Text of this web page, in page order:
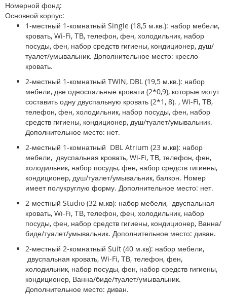
Номерной фонд:
Основной корпус:
1-местный 1-комнатный Single (18,5 м.кв.): набор мебели,
кровать, Wi-Fi, ТВ, телефон, фен, холодильник, набор
посуды, фен, набор средств гигиены, кондиционер, душ/
туалет/умывальник. Дополнительное место: кресло-
кровать.
2-местный 1-комнатный TWIN, DBL (19,5 м.кв.): набор
мебели, две односпальные кровати (2*0,9), которые могут
составить одну двуспальную кровать (2*1, 8). , Wi-Fi, ТВ,
телефон, фен, холодильник, набор посуды, фен, набор
средств гигиены, кондиционер, душ/туалет/умывальник.
Дополнительное место: нет.
2-местный 1-комнатный DBL Atrium (23 м.кв): набор
мебели, двуспальная кровать, Wi-Fi, ТВ, телефон, фен,
холодильник, набор посуды, фен, набор средств гигиены,
кондиционер, душ/туалет/умывальник, балкон. Номер
имеет полукруглую форму. Дополнительное место: нет.
2-местный Studio (32 м.кв): набор мебели, двуспальная
кровать, Wi-Fi, ТВ, телефон, фен, холодильник, набор
посуды, фен, набор средств гигиены, кондиционер, Ванна/
биде/туалет/умывальник. Дополнительное место: диван.
2-местный 2-комнатный Suit (40 м.кв): набор мебели,
двуспальная кровать, Wi-Fi, ТВ, телефон, фен,
холодильник, набор посуды, фен, набор средств гигиены,
кондиционер, Ванна/биде/туалет/умывальник.
Дополнительное место: диван.